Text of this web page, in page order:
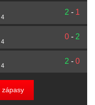
2 - 1
0 - 2
2 - 0
zápasy